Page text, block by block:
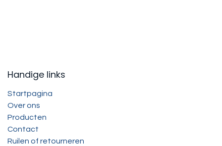
Handige links
Startpagina
Over ons
Producten
Contact
Ruilen of retourneren